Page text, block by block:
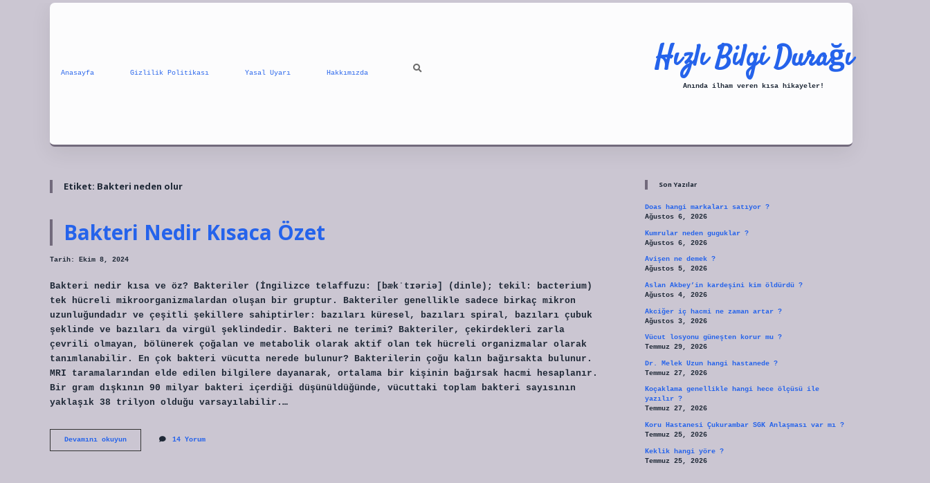
Anasayfa Gizlilik Politikası Yasal Uyarı Hakkımızda Hızlı Bilgi Durağı
Anında ilham veren kısa hikayeler!
Etiket: Bakteri neden olur
Bakteri Nedir Kısaca Özet
Tarih: Ekim 8, 2024
Bakteri nedir kısa ve öz? Bakteriler (İngilizce telaffuzu: [bækˈtɪəriə] (dinle); tekil: bacterium)
tek hücreli mikroorganizmalardan oluşan bir gruptur. Bakteriler genellikle sadece birkaç mikron
uzunluğundadır ve çeşitli şekillere sahiptirler: bazıları küresel, bazıları spiral, bazıları çubuk
şeklinde ve bazıları da virgül şeklindedir. Bakteri ne terimi? Bakteriler, çekirdekleri zarla
çevrili olmayan, bölünerek çoğalan ve metabolik olarak aktif olan tek hücreli organizmalar olarak
tanımlanabilir. En çok bakteri vücutta nerede bulunur? Bakterilerin çoğu kalın bağırsakta bulunur.
MRI taramalarından elde edilen bilgilere dayanarak, ortalama bir kişinin bağırsak hacmi hesaplanır.
Bir gram dışkının 90 milyar bakteri içerdiği düşünüldüğünde, vücuttaki toplam bakteri sayısının
yaklaşık 38 trilyon olduğu varsayılabilir.…
Devamını okuyunBakteri
Nedir
14 Yorum
Son Yazılar
Doas hangi markaları satıyor ?
Ağustos 6, 2026
Kumrular neden guguklar ?
Ağustos 6, 2026
Avişen ne demek ?
Ağustos 5, 2026
Aslan Akbey’in kardeşini kim öldürdü ?
Ağustos 4, 2026
Akciğer iç hacmi ne zaman artar ?
Ağustos 3, 2026
Vücut losyonu güneşten korur mu ?
Temmuz 29, 2026
Dr. Melek Uzun hangi hastanede ?
Temmuz 27, 2026
Koçaklama genellikle hangi hece ölçüsü ile
yazılır ?
Temmuz 27, 2026
Koru Hastanesi Çukurambar SGK Anlaşması var mı ?
Temmuz 25, 2026
Keklik hangi yöre ?
Temmuz 25, 2026